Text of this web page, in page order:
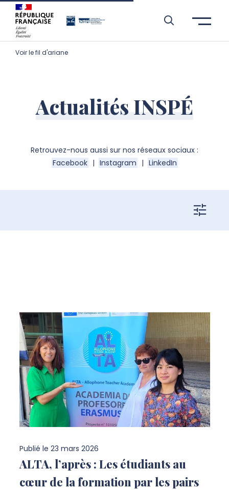
Aller à l’entête de page
Aller au menu principale
Aller au contenu principal
Aller à la recherche
Passer aux cookies
Aller au pied de page
Voir le fil d'ariane
Actualités INSPÉ
Retrouvez-nous aussi sur nos réseaux sociaux :
Facebook | Instagram | LinkedIn
Publié le 23 mars 2026
ALTA, l’après : Les étudiants au
cœur de la formation par les pairs